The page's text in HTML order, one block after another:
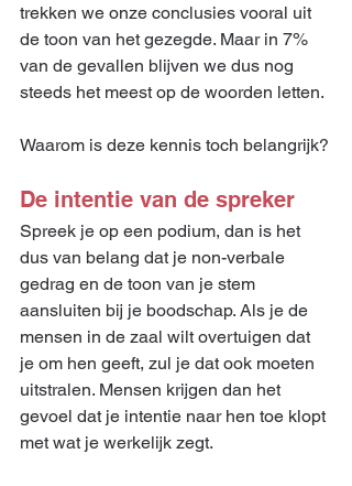
trekken we onze conclusies vooral uit
de toon van het gezegde. Maar in 7%
van de gevallen blijven we dus nog
steeds het meest op de woorden letten.
Waarom is deze kennis toch belangrijk?
De intentie van de spreker
Spreek je op een podium, dan is het
dus van belang dat je non-verbale
gedrag en de toon van je stem
aansluiten bij je boodschap. Als je de
mensen in de zaal wilt overtuigen dat
je om hen geeft, zul je dat ook moeten
uitstralen. Mensen krijgen dan het
gevoel dat je intentie naar hen toe klopt
met wat je werkelijk zegt.